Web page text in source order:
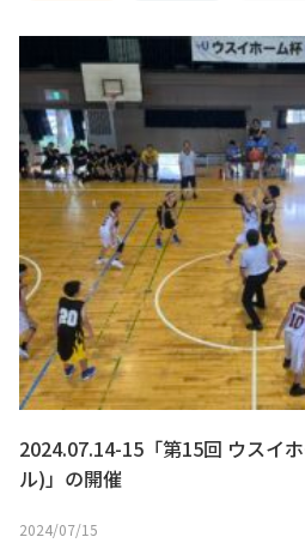
2024.07.14-15「第15回 ウスイ
ル)」の開催
2024/07/15